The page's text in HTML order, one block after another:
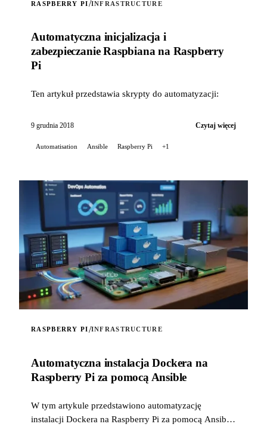
RASPBERRY PI/INFRASTRUCTURE
Automatyczna inicjalizacja i
zabezpieczanie Raspbiana na Raspberry
Pi
Ten artykuł przedstawia skrypty do automatyzacji:
9 grudnia 2018 Czytaj więcej
Automatisation Ansible Raspberry Pi +1
RASPBERRY PI/INFRASTRUCTURE
Automatyczna instalacja Dockera na
Raspberry Pi za pomocą Ansible
W tym artykule przedstawiono automatyzację
instalacji Dockera na Raspberry Pi za pomocą Ansible